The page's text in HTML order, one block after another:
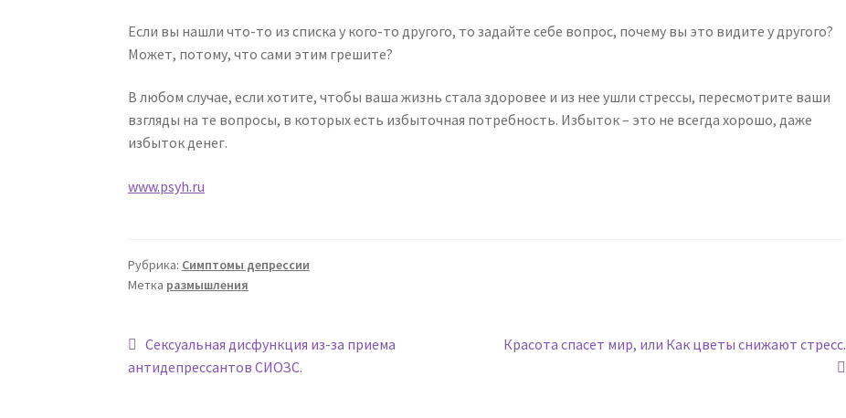
Если вы нашли что-то из списка у кого-то другого, то задайте себе вопрос, почему вы это видите у другого?
Может, потому, что сами этим грешите?
В любом случае, если хотите, чтобы ваша жизнь стала здоровее и из нее ушли стрессы, пересмотрите ваши
взгляды на те вопросы, в которых есть избыточная потребность. Избыток – это не всегда хорошо, даже
избыток денег.
www.psyh.ru
Рубрика: Симптомы депрессии
Метка размышления
Навигация
по
Предыдущая
запись:
Сексуальная дисфункция из-за приема
антидепрессантов СИОЗС.
Следующая
Красота спасет мир, или Как цветы снижают стресс.